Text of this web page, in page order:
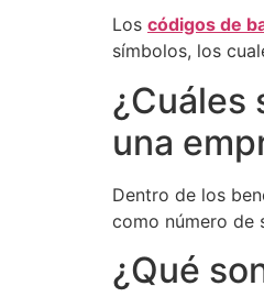
Los códigos de
símbolos, los
¿Cuáles
una
Dentro de los
como número de
¿Qué